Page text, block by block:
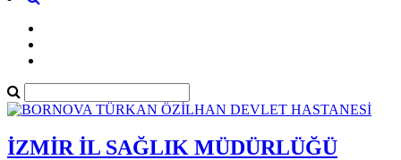
İZMİR İL SAĞLIK MÜDÜRLÜĞÜ